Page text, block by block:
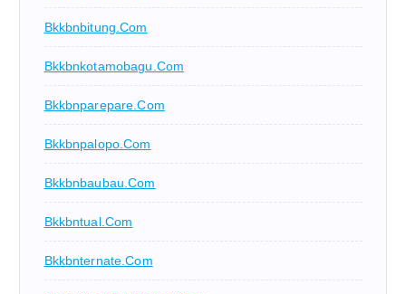
Bkkbnbitung.com
Bkkbnkotamobagu.com
Bkkbnparepare.com
Bkkbnpalopo.com
Bkkbnbaubau.com
Bkkbntual.com
Bkkbnternate.com